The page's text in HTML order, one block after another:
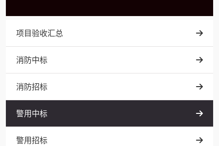
项目验收汇总
消防中标
消防招标
警用中标
警用招标